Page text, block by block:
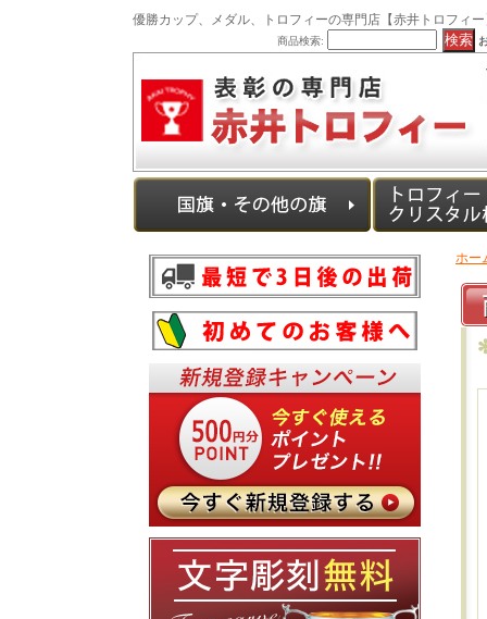
優勝カップ、メダル、トロフィーの専門店【赤井トロフィ
商品検索:
ホー